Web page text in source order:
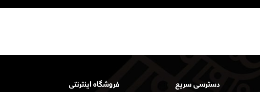
دسترسی سریع فروشگاه اینترنتی